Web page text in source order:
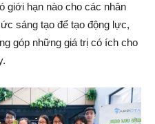
giới hạn nào cho các nhân
sáng tạo để tạo động lực,
góp những giá trị có ích cho